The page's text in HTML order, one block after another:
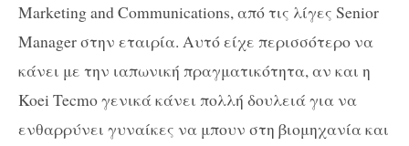
Marketing and Communications, από τις λίγες Senior
Manager στην εταιρία. Αυτό είχε περισσότερο να
κάνει με την ιαπωνική πραγματικότητα, αν και η
Koei Tecmo γενικά κάνει πολλή δουλειά για να
ενθαρρύνει γυναίκες να μπουν στη βιομηχανία και